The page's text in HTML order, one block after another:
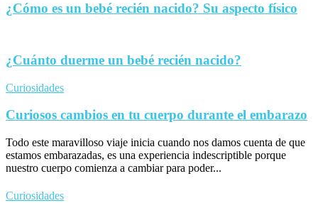
¿Cómo es un bebé recién nacido? Su aspecto físico
¿Cuánto duerme un bebé recién nacido?
Curiosidades
Curiosos cambios en tu cuerpo durante el embarazo
Todo este maravilloso viaje inicia cuando nos damos cuenta de que
estamos embarazadas, es una experiencia indescriptible porque
nuestro cuerpo comienza a cambiar para poder...
Curiosidades